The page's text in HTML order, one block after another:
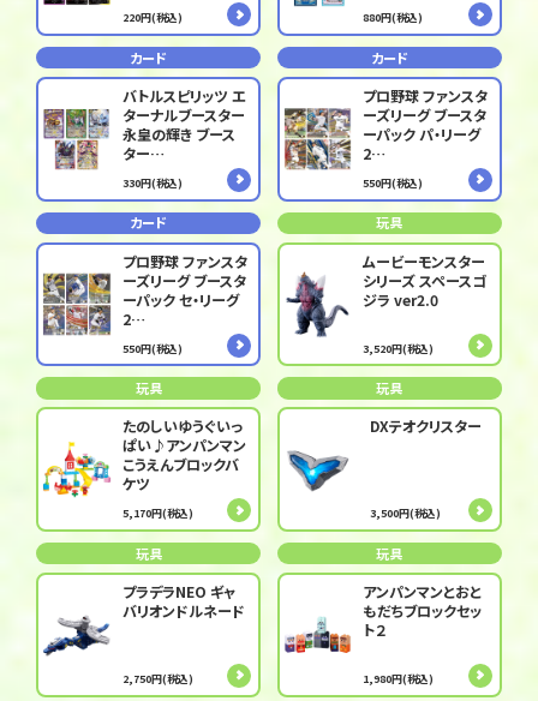
220円(税込) 880円(税込)
カード
バトルスピリッツ エ
ターナルブースター
永皇の輝き ブース
ター…
330円(税込)
カード
プロ野球 ファンスタ
ーズリーグ ブースタ
ーパック パ・リーグ
2…
550円(税込)
カード
プロ野球 ファンスタ
ーズリーグ ブースタ
ーパック セ・リーグ
2…
550円(税込)
玩具
ムービーモンスター
シリーズ スペースゴ
ジラ ver2.0
3,520円(税込)
玩具
たのしいゆうぐいっ
ぱい♪アンパンマン
こうえんブロックバ
ケツ
5,170円(税込)
玩具
DXテオクリスター
3,500円(税込)
玩具
プラデラNEO ギャ
バリオンドルネード
2,750円(税込)
玩具
アンパンマンとおと
もだちブロックセッ
ト２
1,980円(税込)